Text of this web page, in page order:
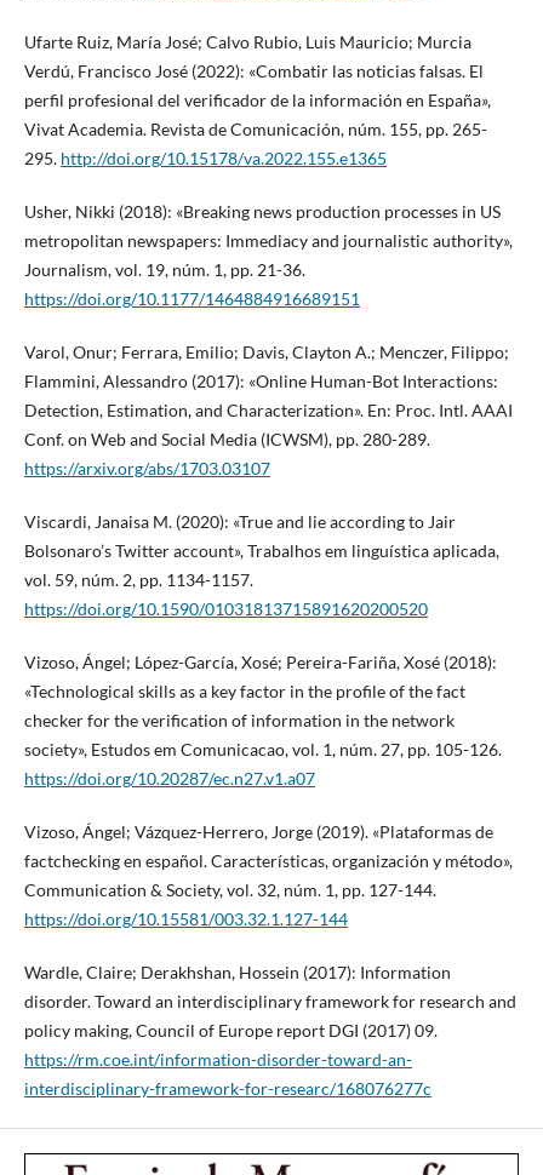
Ufarte Ruiz, María José; Calvo Rubio, Luis Mauricio; Murcia
Verdú, Francisco José (2022): «Combatir las noticias falsas. El
perfil profesional del verificador de la información en España»,
Vivat Academia. Revista de Comunicación, núm. 155, pp. 265-
295. http://doi.org/10.15178/va.2022.155.e1365
Usher, Nikki (2018): «Breaking news production processes in US
metropolitan newspapers: Immediacy and journalistic authority»,
Journalism, vol. 19, núm. 1, pp. 21-36.
https://doi.org/10.1177/1464884916689151
Varol, Onur; Ferrara, Emilio; Davis, Clayton A.; Menczer, Filippo;
Flammini, Alessandro (2017): «Online Human-Bot Interactions:
Detection, Estimation, and Characterization». En: Proc. Intl. AAAI
Conf. on Web and Social Media (ICWSM), pp. 280-289.
https://arxiv.org/abs/1703.03107
Viscardi, Janaisa M. (2020): «True and lie according to Jair
Bolsonaro’s Twitter account», Trabalhos em linguística aplicada,
vol. 59, núm. 2, pp. 1134-1157.
https://doi.org/10.1590/01031813715891620200520
Vizoso, Ángel; López-García, Xosé; Pereira-Fariña, Xosé (2018):
«Technological skills as a key factor in the profile of the fact
checker for the verification of information in the network
society», Estudos em Comunicacao, vol. 1, núm. 27, pp. 105-126.
https://doi.org/10.20287/ec.n27.v1.a07
Vizoso, Ángel; Vázquez-Herrero, Jorge (2019). «Plataformas de
factchecking en español. Características, organización y método»,
Communication & Society, vol. 32, núm. 1, pp. 127-144.
https://doi.org/10.15581/003.32.1.127-144
Wardle, Claire; Derakhshan, Hossein (2017): Information
disorder. Toward an interdisciplinary framework for research and
policy making, Council of Europe report DGI (2017) 09.
https://rm.coe.int/information-disorder-toward-an-
interdisciplinary-framework-for-researc/168076277c